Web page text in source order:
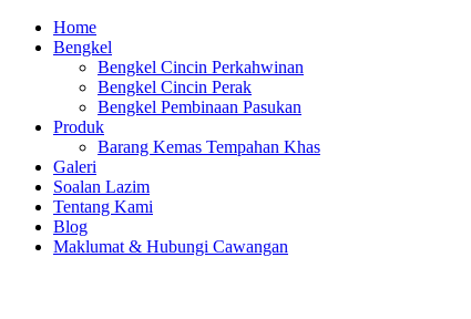
Home
Bengkel
Bengkel Cincin Perkahwinan
Bengkel Cincin Perak
Bengkel Pembinaan Pasukan
Produk
Barang Kemas Tempahan Khas
Galeri
Soalan Lazim
Tentang Kami
Blog
Maklumat & Hubungi Cawangan